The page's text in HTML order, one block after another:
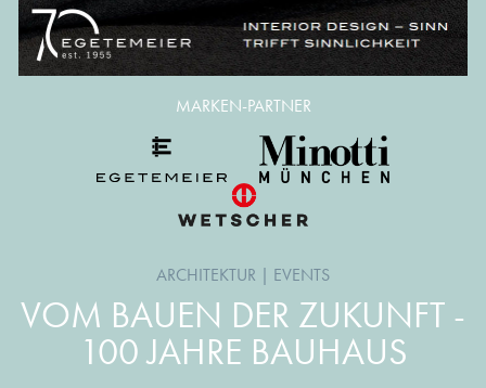
ARCHITEKTUR | EVENTS
VOM BAUEN DER ZUKUNFT -
100 JAHRE BAUHAUS